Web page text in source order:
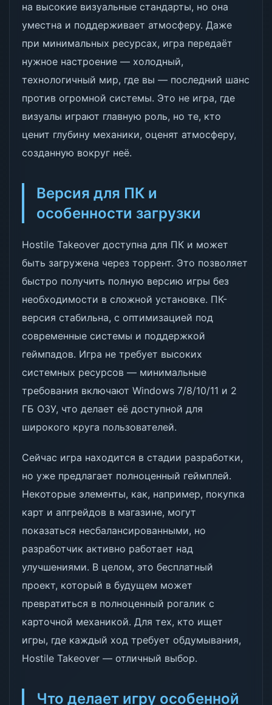
на высокие визуальные стандарты, но она
уместна и поддерживает атмосферу. Даже
при минимальных ресурсах, игра передаёт
нужное настроение — холодный,
технологичный мир, где вы — последний шанс
против огромной системы. Это не игра, где
визуалы играют главную роль, но те, кто
ценит глубину механики, оценят атмосферу,
созданную вокруг неё.
Версия для ПК и
особенности загрузки
Hostile Takeover доступна для ПК и может
быть загружена через торрент. Это позволяет
быстро получить полную версию игры без
необходимости в сложной установке. ПК-
версия стабильна, с оптимизацией под
современные системы и поддержкой
геймпадов. Игра не требует высоких
системных ресурсов — минимальные
требования включают Windows 7/8/10/11 и 2
ГБ ОЗУ, что делает её доступной для
широкого круга пользователей.
Сейчас игра находится в стадии разработки,
но уже предлагает полноценный геймплей.
Некоторые элементы, как, например, покупка
карт и апгрейдов в магазине, могут
показаться несбалансированными, но
разработчик активно работает над
улучшениями. В целом, это бесплатный
проект, который в будущем может
превратиться в полноценный рогалик с
карточной механикой. Для тех, кто ищет
игры, где каждый ход требует обдумывания,
Hostile Takeover — отличный выбор.
Что делает игру особенной